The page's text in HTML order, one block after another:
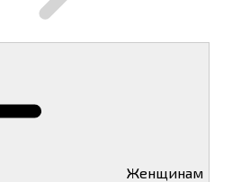
Женщинам